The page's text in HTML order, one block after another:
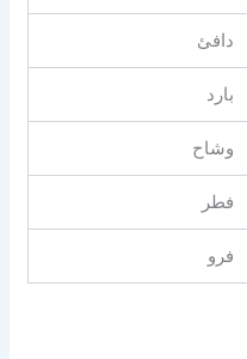
دافئ
بارد
وشاح
فطر
فرو